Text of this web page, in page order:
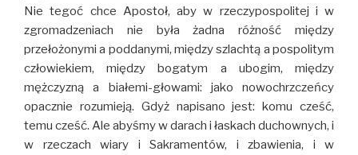
Nie tegoć chce Apostoł, aby w rzeczypospolitej i w
zgromadzeniach nie była żadna różność między
przełożonymi a poddanymi, między szlachtą a pospolitym
człowiekiem, między bogatym a ubogim, między
mężczyzną a białemi-głowami: jako nowochrzczeńcy
opacznie rozumieją. Gdyż napisano jest: komu cześć,
temu cześć. Ale abyśmy w darach i łaskach duchownych, i
w rzeczach wiary i Sakramentów, i zbawienia, i w